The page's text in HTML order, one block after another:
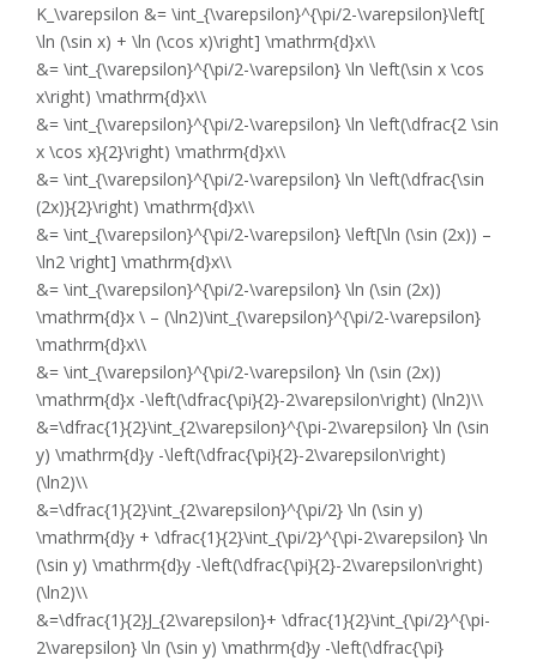
K_\varepsilon &= \int_{\varepsilon}^{\pi/2-\varepsilon}\left[
\ln (\sin x) + \ln (\cos x)\right] \mathrm{d}x\\
&= \int_{\varepsilon}^{\pi/2-\varepsilon} \ln \left(\sin x \cos
x\right) \mathrm{d}x\\
&= \int_{\varepsilon}^{\pi/2-\varepsilon} \ln \left(\dfrac{2 \sin
x \cos x}{2}\right) \mathrm{d}x\\
&= \int_{\varepsilon}^{\pi/2-\varepsilon} \ln \left(\dfrac{\sin
(2x)}{2}\right) \mathrm{d}x\\
&= \int_{\varepsilon}^{\pi/2-\varepsilon} \left[\ln (\sin (2x)) –
\ln2 \right] \mathrm{d}x\\
&= \int_{\varepsilon}^{\pi/2-\varepsilon} \ln (\sin (2x))
\mathrm{d}x \ – (\ln2)\int_{\varepsilon}^{\pi/2-\varepsilon}
\mathrm{d}x\\
&= \int_{\varepsilon}^{\pi/2-\varepsilon} \ln (\sin (2x))
\mathrm{d}x -\left(\dfrac{\pi}{2}-2\varepsilon\right) (\ln2)\\
&=\dfrac{1}{2}\int_{2\varepsilon}^{\pi-2\varepsilon} \ln (\sin
y) \mathrm{d}y -\left(\dfrac{\pi}{2}-2\varepsilon\right)
(\ln2)\\
&=\dfrac{1}{2}\int_{2\varepsilon}^{\pi/2} \ln (\sin y)
\mathrm{d}y + \dfrac{1}{2}\int_{\pi/2}^{\pi-2\varepsilon} \ln
(\sin y) \mathrm{d}y -\left(\dfrac{\pi}{2}-2\varepsilon\right)
(\ln2)\\
&=\dfrac{1}{2}J_{2\varepsilon}+ \dfrac{1}{2}\int_{\pi/2}^{\pi-
2\varepsilon} \ln (\sin y) \mathrm{d}y -\left(\dfrac{\pi}